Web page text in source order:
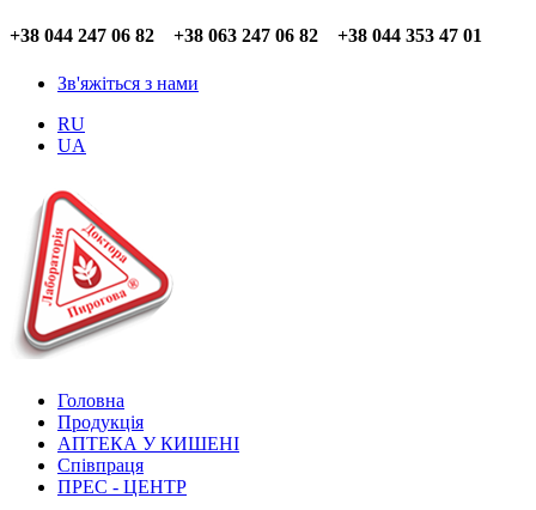
+38 044 247 06 82 +38 063 247 06 82 +38 044 353 47 01
Зв'яжіться з нами
RU
UA
Головна
Продукція
АПТЕКА У КИШЕНІ
Співпраця
ПРЕС - ЦЕНТР